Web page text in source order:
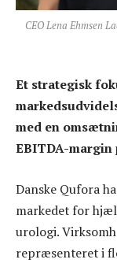
CEO Lena Ehmsen
Et strategisk
med en
EBITDA-margin
Danske Qufora
markedet for
urologi.
repræsenteret i